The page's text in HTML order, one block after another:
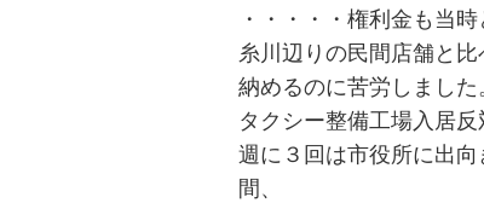
・・・・・権利金も当時
糸川辺りの民間店舗と比
納めるのに苦労しました
タクシー整備工場入居反
週に３回は市役所に出
間、